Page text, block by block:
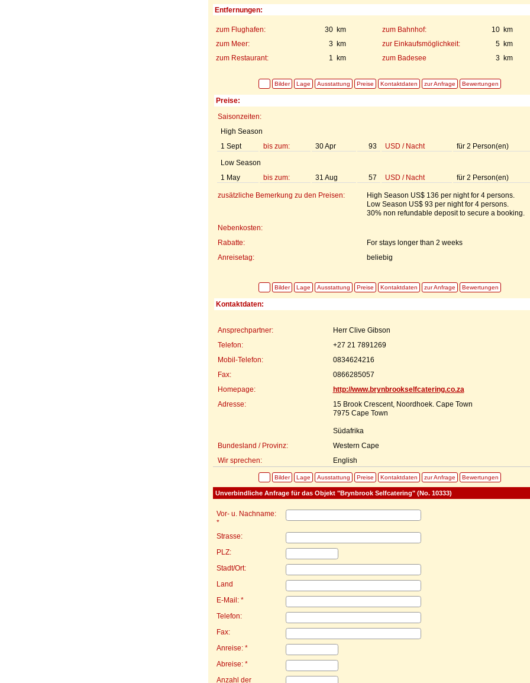
Entfernungen:
30 km
zum Flughafen: 10 km
zum Bahnhof:
3 km
zum Meer: 5 km
zur Einkaufsmöglichkeit:
1 km
zum Restaurant: 3 km
zum Badesee
Bilder Lage Ausstattung Preise Kontaktdaten zur Anfrage Bewertungen
Preise:
Saisonzeiten:
High Season
1 Sept
bis zum: 30 Apr 93 USD / Nacht für 2 Person(en)
Low Season
1 May
bis zum: 31 Aug 57 USD / Nacht für 2 Person(en)
zusätzliche Bemerkung zu den Preisen:
High Season US$ 136 per night for 4 persons.
Low Season US$ 93 per night for 4 persons.
30% non refundable deposit to secure a booking.
Nebenkosten:
Rabatte:
For stays longer than 2 weeks
Anreisetag:
beliebig
Bilder Lage Ausstattung Preise Kontaktdaten zur Anfrage Bewertungen
Kontaktdaten:
Ansprechpartner:
Herr Clive Gibson
Telefon:
+27 21 7891269
Mobil-Telefon:
0834624216
Fax:
0866285057
Homepage:
http://www.brynbrookselfcatering.co.za
Adresse:
15 Brook Crescent, Noordhoek. Cape Town
7975 Cape Town
Südafrika
Bundesland / Provinz:
Western Cape
Wir sprechen:
English
Bilder Lage Ausstattung Preise Kontaktdaten zur Anfrage Bewertungen
Unverbindliche Anfrage für das Objekt "Brynbrook Selfcatering" (No. 10333)
Vor- u. Nachname:
*
Strasse:
PLZ:
Stadt/Ort:
Land
E-Mail: *
Telefon:
Fax:
Anreise: *
Abreise: *
Anzahl der